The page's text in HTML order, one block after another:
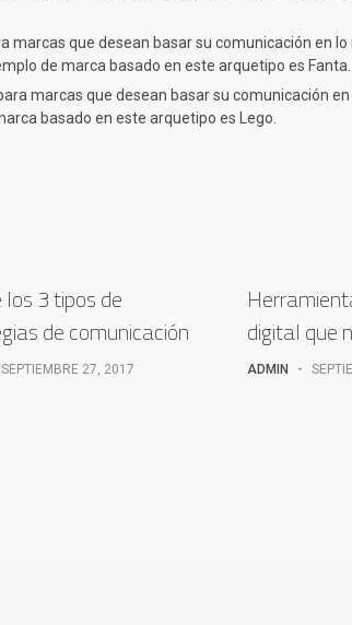
marcas que desean basar su comunicación en lo
de marca basado en este arquetipo es Fanta.
marcas que desean basar su comunicación
basado en este arquetipo es Lego.
los 3 tipos de
de comunicación
SEPTIEMBRE 27, 2017
digital que
ADMIN -